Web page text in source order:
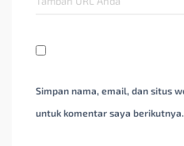
Simpan nama, email, dan situs
untuk komentar saya berikutnya.